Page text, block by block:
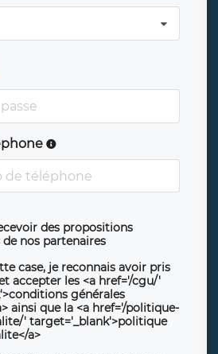
des propositions
nos partenaires
case, je reconnais avoir pris
accepter les <a href='/cgu/'
générales
ainsi que la <a href='/politique-
' target='_blank'>politique
a>